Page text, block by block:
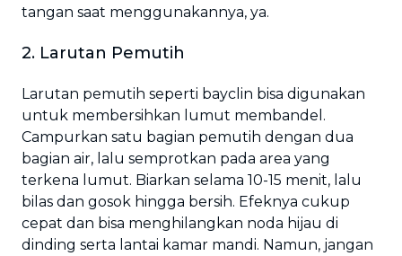
tangan saat menggunakannya, ya.
2. Larutan Pemutih
Larutan pemutih seperti bayclin bisa digunakan
untuk membersihkan lumut membandel.
Campurkan satu bagian pemutih dengan dua
bagian air, lalu semprotkan pada area yang
terkena lumut. Biarkan selama 10-15 menit, lalu
bilas dan gosok hingga bersih. Efeknya cukup
cepat dan bisa menghilangkan noda hijau di
dinding serta lantai kamar mandi. Namun, jangan